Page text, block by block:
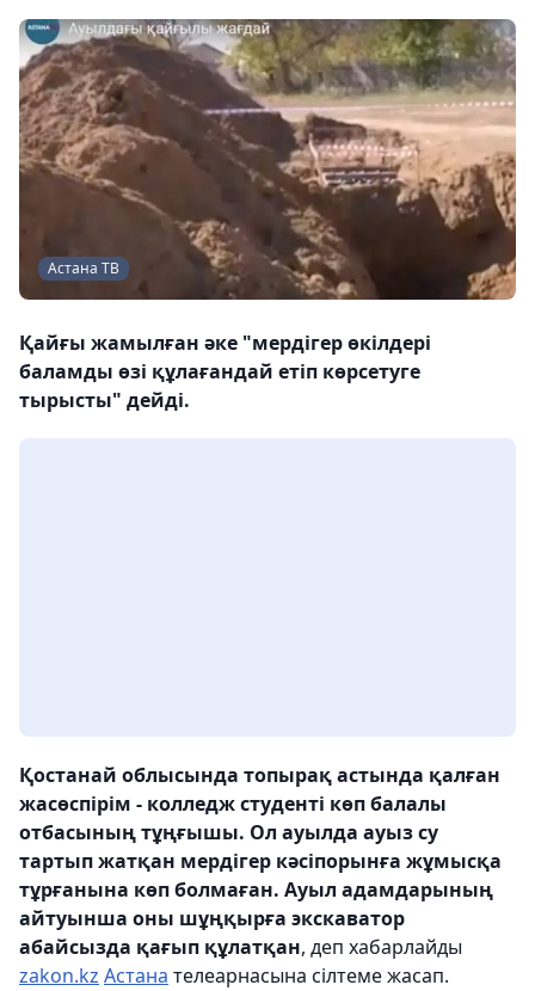
Астана ТВ
Қайғы жамылған әке "мердігер өкілдері
баламды өзі құлағандай етіп көрсетуге
тырысты" дейді.
Қостанай облысында топырақ астында қалған
жасөспірім - колледж студенті көп балалы
отбасының тұңғышы. Ол ауылда ауыз су
тартып жатқан мердігер кәсіпорынға жұмысқа
тұрғанына көп болмаған. Ауыл адамдарының
айтуынша оны шұңқырға экскаватор
абайсызда қағып құлатқан, деп хабарлайды
zakon.kz Астана телеарнасына сілтеме жасап.